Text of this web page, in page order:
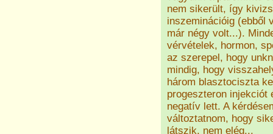
nem sikerült, így
inszeminációig (ebből
már négy volt...).
vérvételek, hormon,
az szerepel, hogy
mindig, hogy
három blasztociszta
progeszteron injekciót
negatív lett. A
változtatnom, hogy
látszik, nem elég...